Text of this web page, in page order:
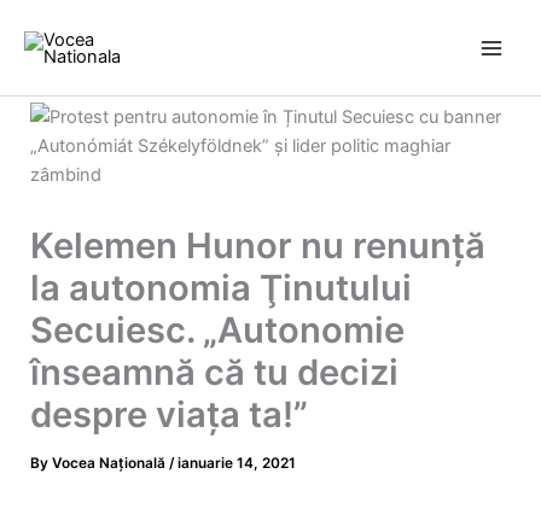
content
Kelemen Hunor nu renunţă
la autonomia Ţinutului
Secuiesc. „Autonomie
înseamnă că tu decizi
despre viaţa ta!”
By Vocea Națională /ianuarie 14, 2021